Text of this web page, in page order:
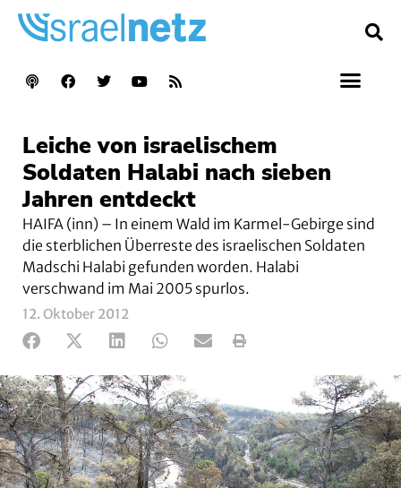
Leiche von israelischem
Soldaten Halabi nach sieben
Jahren entdeckt
HAIFA (inn) – In einem Wald im Karmel-Gebirge sind
die sterblichen Überreste des israelischen Soldaten
Madschi Halabi gefunden worden. Halabi
verschwand im Mai 2005 spurlos.
12. Oktober 2012